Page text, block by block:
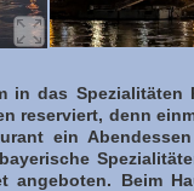
in das Spezialitäten
reserviert, denn
ein
angeboten. Beim